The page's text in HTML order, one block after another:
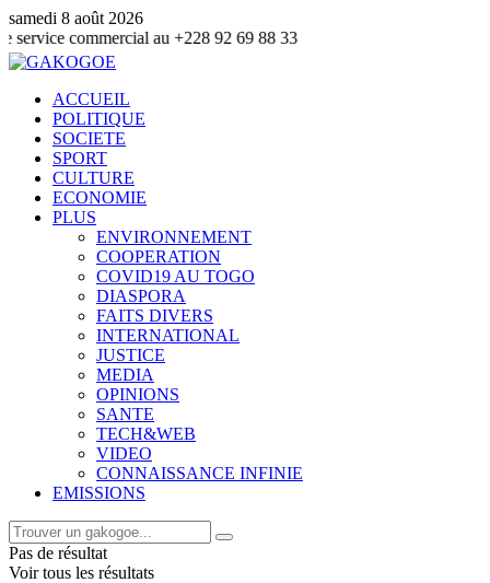
samedi 8 août 2026
commercial au +228 92 69 88 33
ACCUEIL
POLITIQUE
SOCIETE
SPORT
CULTURE
ECONOMIE
PLUS
ENVIRONNEMENT
COOPERATION
COVID19 AU TOGO
DIASPORA
FAITS DIVERS
INTERNATIONAL
JUSTICE
MEDIA
OPINIONS
SANTE
TECH&WEB
VIDEO
CONNAISSANCE INFINIE
EMISSIONS
Pas de résultat
Voir tous les résultats